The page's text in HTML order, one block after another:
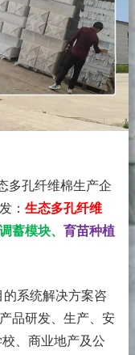
多孔纤维棉生产企
： 生态多孔纤维
蓄模块、 育苗种植
系统解决方案咨
品研发、生产、安
、商业地产及公